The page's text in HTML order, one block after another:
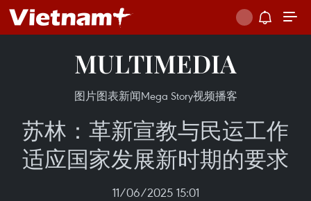
MULTIMEDIA
图片图表新闻Mega Story视频播客
苏林：革新宣教与民运工作
适应国家发展新时期的要求
11/06/2025 15:01